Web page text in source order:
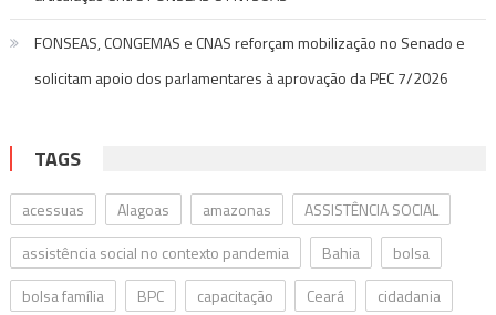
FONSEAS, CONGEMAS e CNAS reforçam mobilização no Senado e
solicitam apoio dos parlamentares à aprovação da PEC 7/2026
TAGS
acessuas Alagoas amazonas
ASSISTÊNCIA SOCIAL
assistência social no contexto pandemia
Bahia
bolsa
bolsa família
BPC capacitação Ceará
cidadania